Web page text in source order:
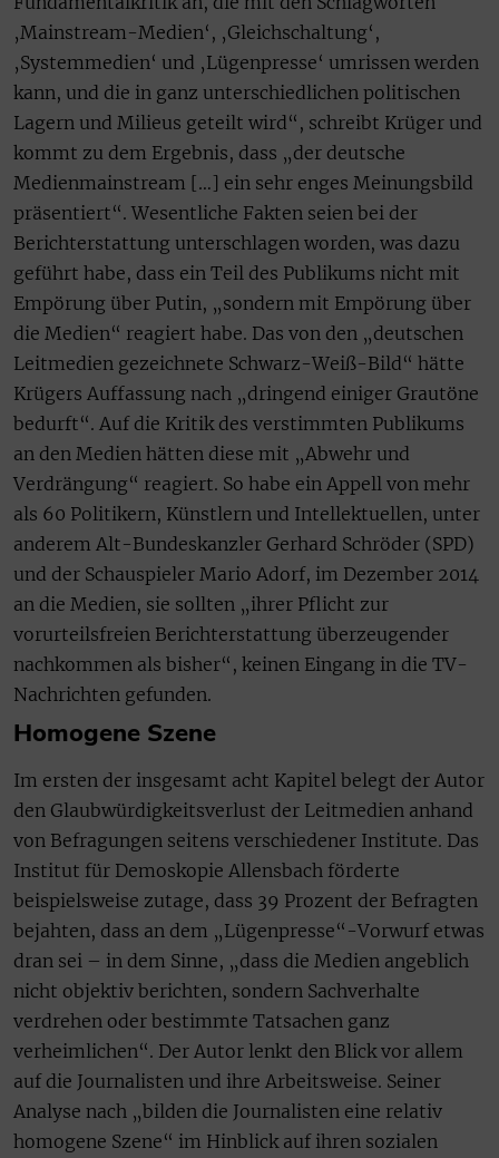
‚Mainstream-Medien‘, ‚Gleichschaltung‘,
‚Systemmedien‘ und ‚Lügenpresse‘ umrissen werden
kann, und die in ganz unterschiedlichen politischen
Lagern und Milieus geteilt wird“, schreibt Krüger und
kommt zu dem Ergebnis, dass „der deutsche
Medienmainstream […] ein sehr enges Meinungsbild
präsentiert“. Wesentliche Fakten seien bei der
Berichterstattung unterschlagen worden, was dazu
geführt habe, dass ein Teil des Publikums nicht mit
Empörung über Putin, „sondern mit Empörung über
die Medien“ reagiert habe. Das von den „deutschen
Leitmedien gezeichnete Schwarz-Weiß-Bild“ hätte
Krügers Auffassung nach „dringend einiger Grautöne
bedurft“. Auf die Kritik des verstimmten Publikums
an den Medien hätten diese mit „Abwehr und
Verdrängung“ reagiert. So habe ein Appell von mehr
als 60 Politikern, Künstlern und Intellektuellen, unter
anderem Alt-Bundeskanzler Gerhard Schröder (SPD)
und der Schauspieler Mario Adorf, im Dezember 2014
an die Medien, sie sollten „ihrer Pflicht zur
vorurteilsfreien Berichterstattung überzeugender
nachkommen als bisher“, keinen Eingang in die TV-
Nachrichten gefunden.
Homogene Szene
Im ersten der insgesamt acht Kapitel belegt der Autor
den Glaubwürdigkeitsverlust der Leitmedien anhand
von Befragungen seitens verschiedener Institute. Das
Institut für Demoskopie Allensbach förderte
beispielsweise zutage, dass 39 Prozent der Befragten
bejahten, dass an dem „Lügenpresse“-Vorwurf etwas
dran sei – in dem Sinne, „dass die Medien angeblich
nicht objektiv berichten, sondern Sachverhalte
verdrehen oder bestimmte Tatsachen ganz
verheimlichen“. Der Autor lenkt den Blick vor allem
auf die Journalisten und ihre Arbeitsweise. Seiner
Analyse nach „bilden die Journalisten eine relativ
homogene Szene“ im Hinblick auf ihren sozialen